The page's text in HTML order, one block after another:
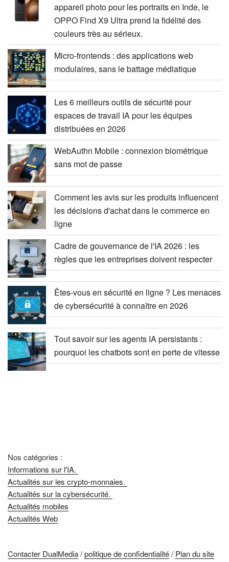
appareil photo pour les portraits en Inde, le
OPPO Find X9 Ultra prend la fidélité des
couleurs très au sérieux.
Micro-frontends : des applications web
modulaires, sans le battage médiatique
Les 6 meilleurs outils de sécurité pour
espaces de travail IA pour les équipes
distribuées en 2026
WebAuthn Mobile : connexion biométrique
sans mot de passe
Comment les avis sur les produits influencent
les décisions d'achat dans le commerce en
ligne
Cadre de gouvernance de l'IA 2026 : les
règles que les entreprises doivent respecter
Êtes-vous en sécurité en ligne ? Les menaces
de cybersécurité à connaître en 2026
Tout savoir sur les agents IA persistants :
pourquoi les chatbots sont en perte de vitesse
Nos catégories :
Informations sur l'IA.
Actualités sur les crypto-monnaies.
Actualités sur la cybersécurité.
Actualités mobiles
Actualités Web
Contacter DualMedia/politique de confidentialité/ Plan du site